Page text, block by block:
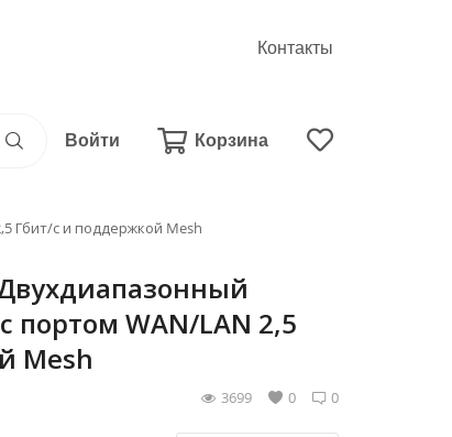
Контакты
Войти Корзина
Гбит/с и поддержкой Mesh
портом WAN/LAN 2,5
Mesh
0
0
3699